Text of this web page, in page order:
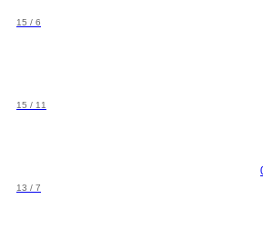
6 / 15
11 / 15
7 / 13